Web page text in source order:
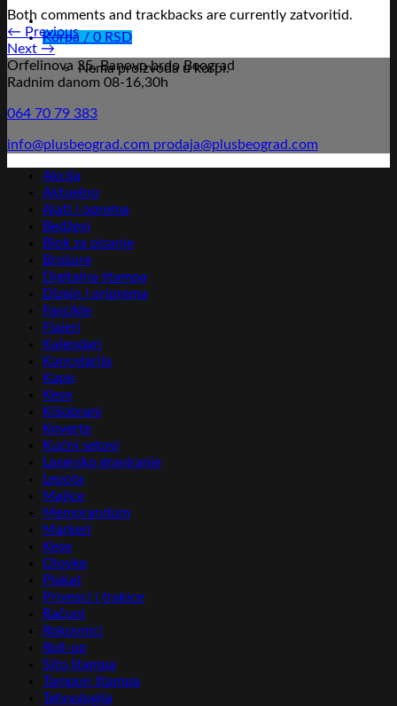
Korpa / 0 RSD
Nema proizvoda u korpi.
Both comments and trackbacks are currently zatvoritid.
← Previous
Next →
Orfelinova 35, Banovo brdo Beograd
Radnim danom 08-16,30h
064 70 79 383
info@plusbeograd.com prodaja@plusbeograd.com
Akcija
Aktuelno
Alati i oprema
Bedževi
Blok za pisanje
Brošure
Digitalna štampa
Dizajn i priprema
Fascikle
Flajeri
Kalendari
Kancelarija
Kape
Kese
Kišobrani
Koverte
Kućni setovi
Lasersko graviranje
Lepota
Majice
Memorandum
Markeri
Kese
Olovke
Plakat
Privesci i trakice
Računi
Rokovnici
Roll-up
Sito štampa
Tampon štampa
Tehnologija